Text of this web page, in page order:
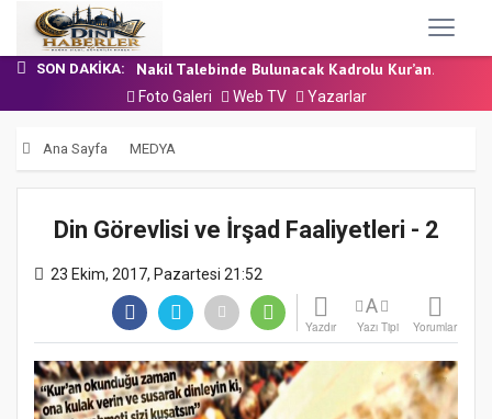
SON DAKIKA:
24 Temmuz 2026 - Cuma Hutbesi
7 Ağustos 2026 - Cuma Hutbesi
Nakil Talebinde Bulunacak Kadrolu Kur’an...
Aşçı Alımı (Kurum İçi) Sınavı (Sözlü) So...
24 Temmuz 2026 - Cuma Hutbesi
7 Ağustos 2026 - Cuma Hutbesi
Foto Galeri Web TV Yazarlar
Ana Sayfa MEDYA
Din Görevlisi ve İrşad Faaliyetleri - 2
23 Ekim, 2017, Pazartesi 21:52
Yazdır
A
Yazı Tipi Yorumlar